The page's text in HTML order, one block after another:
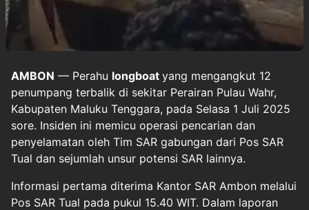
AMBON — Perahu longboat yang mengangkut 12
penumpang terbalik di sekitar Perairan Pulau Wahr,
Kabupaten Maluku Tenggara, pada Selasa 1 Juli 2025
sore. Insiden ini memicu operasi pencarian dan
penyelamatan oleh Tim SAR gabungan dari Pos SAR
Tual dan sejumlah unsur potensi SAR lainnya.
Informasi pertama diterima Kantor SAR Ambon melalui
Pos SAR Tual pada pukul 15.40 WIT. Dalam laporan